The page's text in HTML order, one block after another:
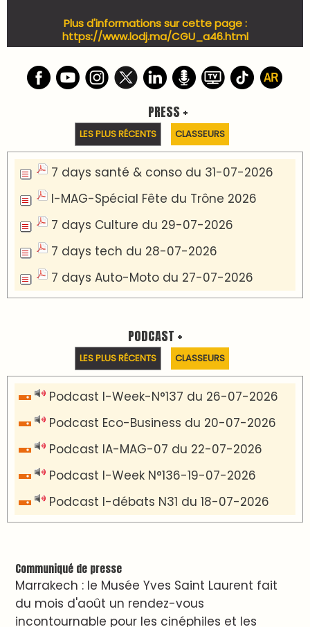
https://www.lodj.ma/CGU_a46.html
LES PLUS RÉCENTS CLASSEURS
7 days santé & conso du 31-07-2026
I-MAG-Spécial Fête du Trône 2026
7 days Culture du 29-07-2026
7 days tech du 28-07-2026
7 days Auto-Moto du 27-07-2026
LES PLUS RÉCENTS
Podcast I-Week-N°137 du 26-07-2026
Marrakech : le Musée Yves Saint Laurent fait
du mois d'août un rendez-vous
incontournable pour les cinéphiles et les